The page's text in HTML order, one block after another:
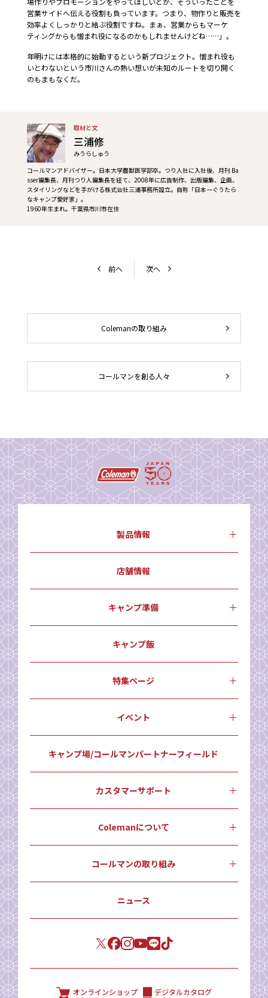
営業サイドへ伝える役割も負っています。つまり、物作りと販売を
効率よくしっかりと結ぶ役割ですね。まぁ、営業からもマーケ
ティングからも憎まれ役になるのかもしれませんけどね……」。
年明けには本格的に始動するという新プロジェクト。憎まれ役も
いとわないという市川さんの熱い想いが未知のルートを切り開く
のもまもなくだ。
取材と文
三浦修
みうらしゅう
コールマンアドバイザー。日本大学農獣医学部卒。つり人社に入社後、月刊 Ba
sser編集長、月刊つり人編集長を経て、2008年に広告制作、出版編集、企画、
スタイリングなどを手がける株式会社三浦事務所設立。自称「日本一ぐうたら
なキャンプ愛好家」。
1960年生まれ。千葉県市川市在住
前へ 次へ
Colemanの取り組み
コールマンを創る人々
製品情報
店舗情報
キャンプ準備
キャンプ飯
特集ページ
イベント
キャンプ場/コールマンパートナーフィールド
カスタマーサポート
Colemanについて
コールマンの取り組み
ニュース
オンラインショップ デジタルカタログ